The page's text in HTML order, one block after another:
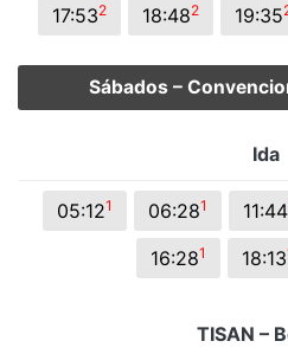
17:532 18:482 19:35
Sábados –
Ida
05:121 06:281 11:44
16:281 18:13
TISAN –